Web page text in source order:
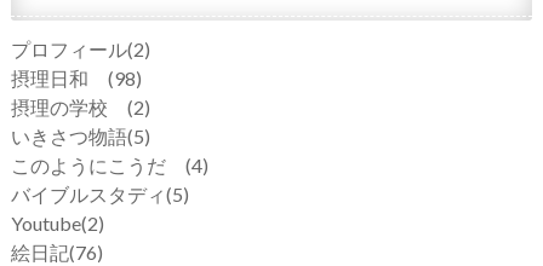
プロフィール(2)
摂理日和 (98)
摂理の学校 (2)
いきさつ物語(5)
このようにこうだ (4)
バイブルスタディ(5)
Youtube(2)
絵日記(76)